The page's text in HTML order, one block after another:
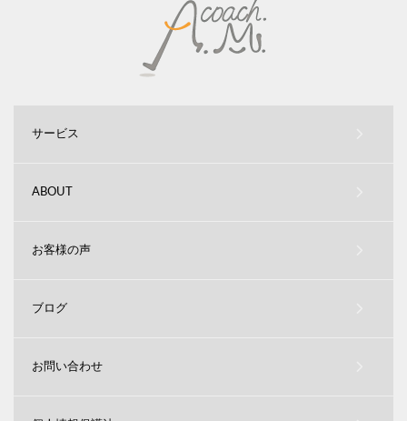
サービス
ABOUT
お客様の声
ブログ
お問い合わせ